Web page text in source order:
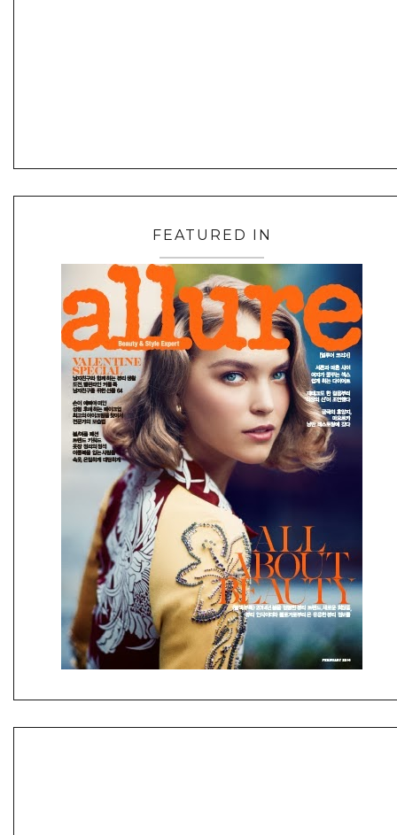
FEATURED IN